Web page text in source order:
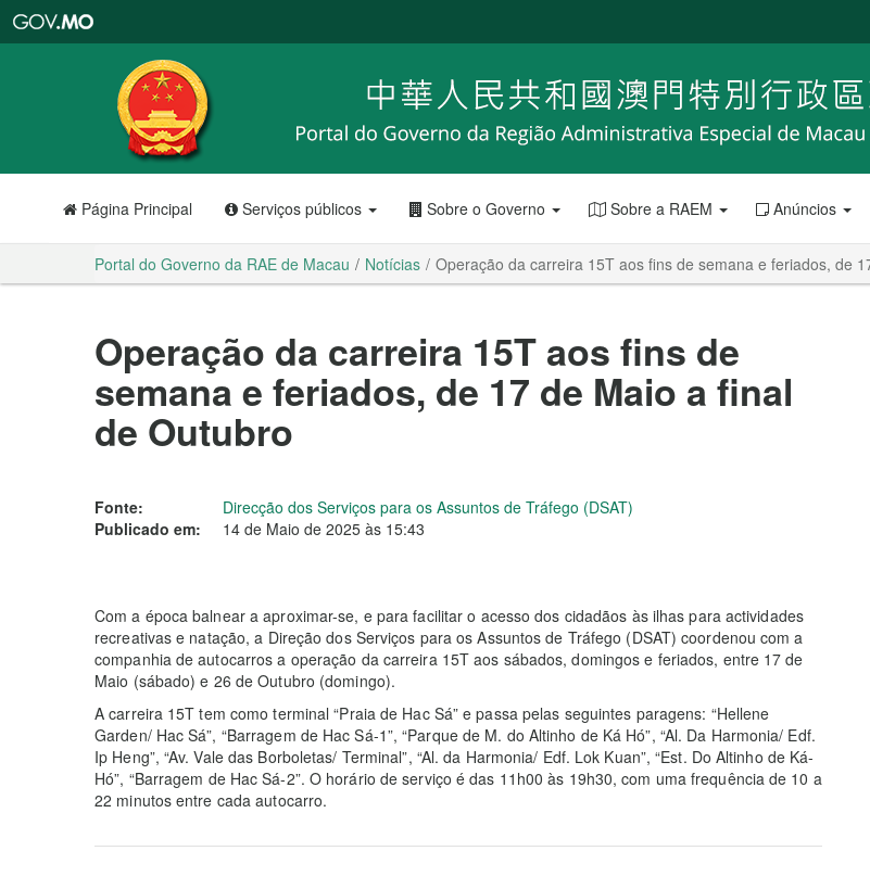
RAE
de
Macau
Página Principal Serviços públicos Sobre o Governo Sobre a RAEM Anúncios
Portal do Governo da RAE de Macau Notícias Operação da carreira 15T aos fins de semana e feriados, de
Operação da carreira 15T aos fins de
semana e feriados, de 17 de Maio a final
de Outubro
Fonte:
Direcção dos Serviços para os Assuntos de Tráfego (DSAT)
Publicado em:
14 de Maio de 2025 às 15:43
Com a época balnear a aproximar-se, e para facilitar o acesso dos cidadãos às ilhas para actividades
recreativas e natação, a Direção dos Serviços para os Assuntos de Tráfego (DSAT) coordenou com a
companhia de autocarros a operação da carreira 15T aos sábados, domingos e feriados, entre 17 de
Maio (sábado) e 26 de Outubro (domingo).
A carreira 15T tem como terminal “Praia de Hac Sá” e passa pelas seguintes paragens: “Hellene
Garden/ Hac Sá”, “Barragem de Hac Sá-1”, “Parque de M. do Altinho de Ká Hó”, “Al. Da Harmonia/ Edf.
Ip Heng”, “Av. Vale das Borboletas/ Terminal”, “Al. da Harmonia/ Edf. Lok Kuan”, “Est. Do Altinho de Ká-
Hó”, “Barragem de Hac Sá-2”. O horário de serviço é das 11h00 às 19h30, com uma frequência de 10 a
22 minutos entre cada autocarro.